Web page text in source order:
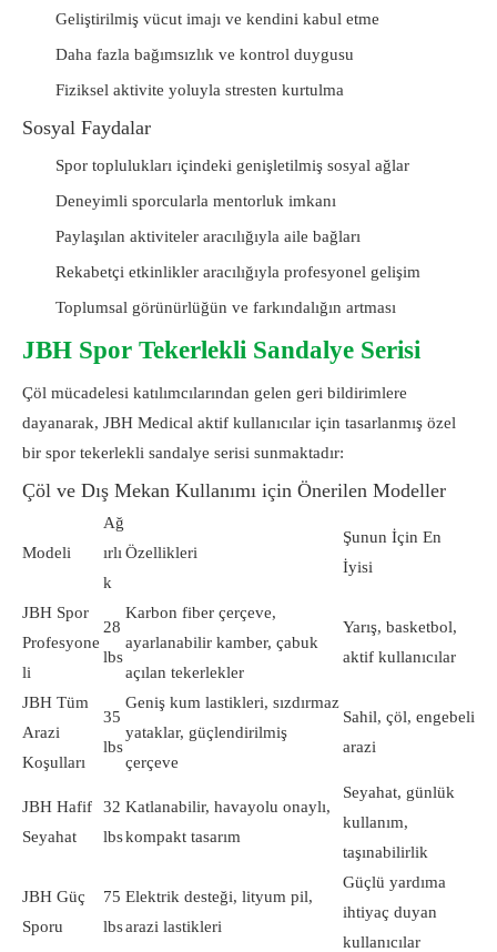
Geliştirilmiş vücut imajı ve kendini kabul etme
Daha fazla bağımsızlık ve kontrol duygusu
Fiziksel aktivite yoluyla stresten kurtulma
Sosyal Faydalar
Spor toplulukları içindeki genişletilmiş sosyal ağlar
Deneyimli sporcularla mentorluk imkanı
Paylaşılan aktiviteler aracılığıyla aile bağları
Rekabetçi etkinlikler aracılığıyla profesyonel gelişim
Toplumsal görünürlüğün ve farkındalığın artması
JBH Spor Tekerlekli Sandalye Serisi
Çöl mücadelesi katılımcılarından gelen geri bildirimlere
dayanarak, JBH Medical aktif kullanıcılar için tasarlanmış özel
bir spor tekerlekli sandalye serisi sunmaktadır:
Çöl ve Dış Mekan Kullanımı için Önerilen Modeller
Modeli
Ağ
ırlı
k
Özellikleri
Şunun İçin En
İyisi
JBH Spor
Profesyone
li
28
lbs
Karbon fiber çerçeve,
ayarlanabilir kamber, çabuk
açılan tekerlekler
Yarış, basketbol, ​​
aktif kullanıcılar
JBH Tüm
Arazi
Koşulları
35
lbs
Geniş kum lastikleri, sızdırmaz
yataklar, güçlendirilmiş
çerçeve
Sahil, çöl, engebeli
arazi
JBH Hafif
Seyahat
32
lbs
Katlanabilir, havayolu onaylı,
kompakt tasarım
Seyahat, günlük
kullanım,
taşınabilirlik
JBH Güç
Sporu
75
lbs
Elektrik desteği, lityum pil,
arazi lastikleri
Güçlü yardıma
ihtiyaç duyan
kullanıcılar